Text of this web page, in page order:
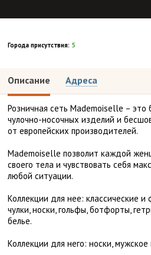
Города присутствия: 5
Описание Адреса
Розничная сеть Mademoiselle – это
чулочно-носочных изделий и
от европейских производителей.
Mademoiselle позволит каждой
своего тела и чувствовать себя
любой ситуации.
Коллекции для нее: классические и
чулки, носки, гольфы, ботфорты,
белье.
Коллекции для него: носки,